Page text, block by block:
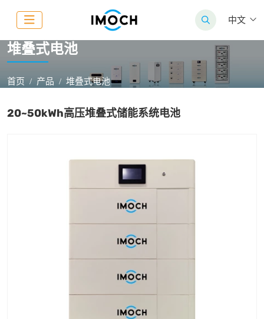
中文
堆叠式电池
首页 产品 堆叠式电池
20~50kWh高压堆叠式储能系统电池